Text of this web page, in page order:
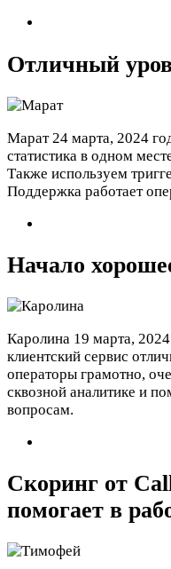
Отличный
Марат 24 марта, 2024
статистика в одном
Также используем
Поддержка работает
Начало
Каролина 19 марта,
клиентский сервис
операторы грамотно,
сквозной аналитике и
вопросам.
Скоринг от
помогает в